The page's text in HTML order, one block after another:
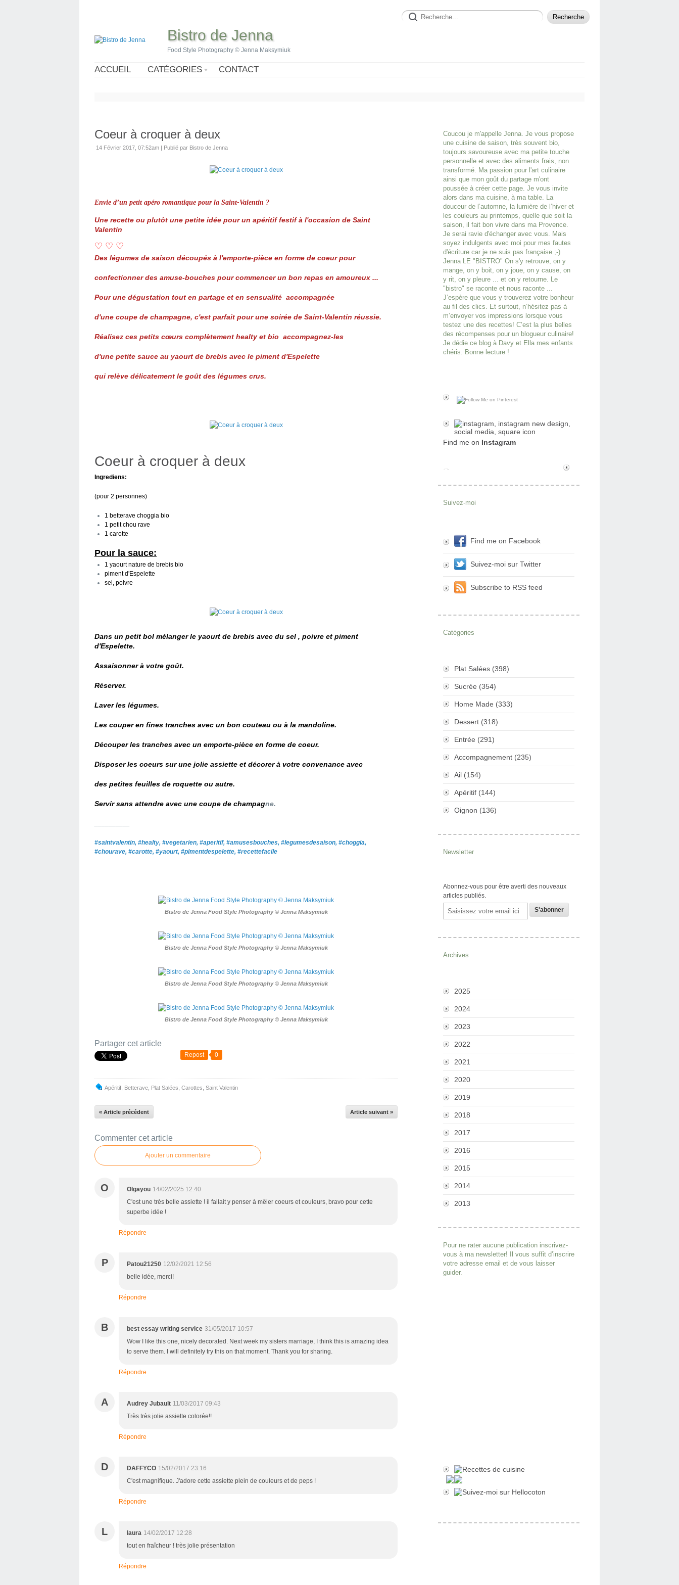
Bistro de Jenna
Food Style Photography © Jenna Maksymiuk
ACCUEIL CATÉGORIES CONTACT
Coeur à croquer à deux
14 Février 2017, 07:52am | Publié par Bistro de Jenna
Envie d’un petit apéro romantique pour la Saint-Valentin ?
Une recette ou plutôt une petite idée pour un apéritif festif à l'occasion de Saint
Valentin
♡ ♡ ♡
Des légumes de saison découpés à l'emporte-pièce en forme de coeur pour
confectionner des amuse-bouches pour commencer un bon repas en amoureux ...
Pour une dégustation tout en partage et en sensualité accompagnée
d'une coupe de champagne, c'est parfait pour une soirée de Saint-Valentin réussie.
Réalisez ces petits cœurs complètement healty et bio accompagnez-les
d'une petite sauce au yaourt de brebis avec le piment d'Espelette
qui relève délicatement le goût des légumes crus.
Coeur à croquer à deux
Ingrediens:
(pour 2 personnes)
1 betterave choggia bio
1 petit chou rave
1 carotte
Pour la sauce:
1 yaourt nature de brebis bio
piment d'Espelette
sel, poivre
Dans un petit bol mélanger le yaourt de brebis avec du sel , poivre et piment
d'Espelette.
Assaisonner à votre goût.
Réserver.
Laver les légumes.
Les couper en fines tranches avec un bon couteau ou à la mandoline.
Découper les tranches avec un emporte-pièce en forme de coeur.
Disposer les coeurs sur une jolie assiette et décorer à votre convenance avec
des petites feuilles de roquette ou autre.
Servir sans attendre avec une coupe de champagne.
#saintvalentin, #healty, #vegetarien, #aperitif, #amusesbouches, #legumesdesaison, #choggia,
#chourave, #carotte, #yaourt, #pimentdespelette, #recettefacile
Bistro de Jenna Food Style Photography © Jenna Maksymiuk
Bistro de Jenna Food Style Photography © Jenna Maksymiuk
Bistro de Jenna Food Style Photography © Jenna Maksymiuk
Bistro de Jenna Food Style Photography © Jenna Maksymiuk
Partager cet article
Repost 0
Apéritif Betterave Plat Salées Carottes Saint Valentin
« Article précédent Article suivant »
Commenter cet article
Ajouter un commentaire
O Olgayou 14/02/2025 12:40
C'est une très belle assiette ! il fallait y penser à mêler coeurs et couleurs, bravo pour cette
superbe idée !
Répondre
P Patou21250 12/02/2021 12:56
belle idée, merci!
Répondre
B best essay writing service 31/05/2017 10:57
Wow I like this one, nicely decorated. Next week my sisters marriage, I think this is amazing idea
to serve them. I will definitely try this on that moment. Thank you for sharing.
Répondre
A Audrey Jubault 11/03/2017 09:43
Très très jolie assiette colorée!!
Répondre
D DAFFYCO 15/02/2017 23:16
C'est magnifique. J'adore cette assiette plein de couleurs et de peps !
Répondre
L laura 14/02/2017 12:28
tout en fraîcheur ! très jolie présentation
Répondre
Coucou je m'appelle Jenna. Je vous propose
une cuisine de saison, très souvent bio,
toujours savoureuse avec ma petite touche
personnelle et avec des aliments frais, non
transformé. Ma passion pour l'art culinaire
ainsi que mon goût du partage m'ont
poussée à créer cette page. Je vous invite
alors dans ma cuisine, à ma table. La
douceur de l’automne, la lumière de l’hiver et
les couleurs au printemps, quelle que soit la
saison, il fait bon vivre dans ma Provence.
Je serai ravie d'échanger avec vous. Mais
soyez indulgents avec moi pour mes fautes
d'écriture car je ne suis pas française ;-)
Jenna LE "BISTRO" On s'y retrouve, on y
mange, on y boit, on y joue, on y cause, on
y rit, on y pleure ... et on y retourne. Le
"bistro" se raconte et nous raconte ...
J’espère que vous y trouverez votre bonheur
au fil des clics. Et surtout, n’hésitez pas à
m’envoyer vos impressions lorsque vous
testez une des recettes! C’est la plus belles
des récompenses pour un blogueur culinaire!
Je dédie ce blog à Davy et Ella mes enfants
chéris. Bonne lecture !
Find me on Instagram
Suivez-moi
Find me on Facebook
Suivez-moi sur Twitter
Subscribe to RSS feed
Catégories
Plat Salées (398)
Sucrée (354)
Home Made (333)
Dessert (318)
Entrée (291)
Accompagnement (235)
Ail (154)
Apéritif (144)
Oignon (136)
Newsletter
Abonnez-vous pour être averti des nouveaux
articles publiés.
Email
Archives
2025
2024
2023
2022
2021
2020
2019
2018
2017
2016
2015
2014
2013
Pour ne rater aucune publication inscrivez-
vous à ma newsletter! Il vous suffit d’inscrire
votre adresse email et de vous laisser
guider.